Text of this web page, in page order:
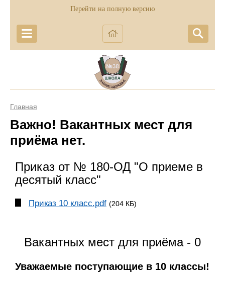
Перейти на полную версию
Главная
Важно! Вакантных мест для
приёма нет.
Приказ от № 180-ОД "О приеме в
десятый класс"
Приказ 10 класс.pdf (204 КБ)
Вакантных мест для приёма - 0
Уважаемые поступающие в 10 классы!